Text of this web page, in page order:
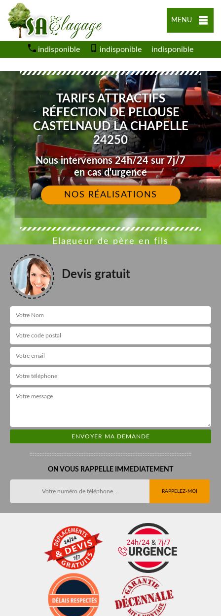
MENU
indisponible indisponible indisponible
TARIFS ATTRACTIFS
RÉFECTION DE PELOUSE
CASTELNAUD LA CHAPELLE
24250
Nous intervenons 24h/24 sur 7j/7
en cas d'urgence
NOS RÉALISATIONS
Elagueur de père en fils
Devis gratuit
ON VOUS RAPPELLE IMMEDIATEMENT